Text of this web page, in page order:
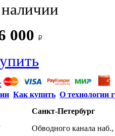
000
Как купить О технологии
Санкт-Петербург
Обводного канала